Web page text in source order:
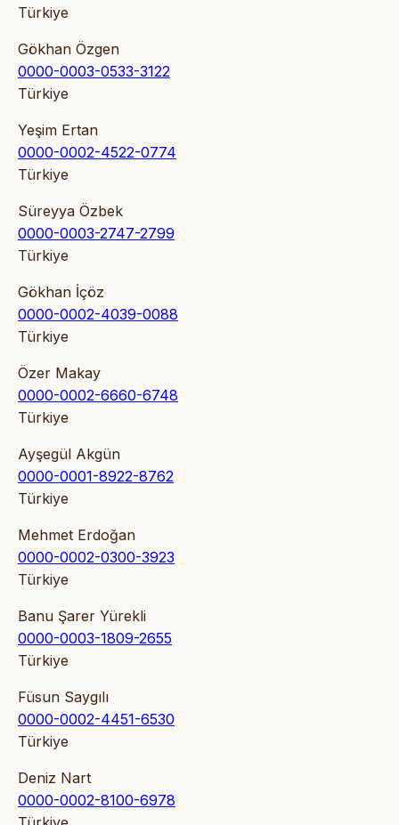
Türkiye
Gökhan Özgen
0000-0003-0533-3122
Türkiye
Yeşim Ertan
0000-0002-4522-0774
Türkiye
Süreyya Özbek
0000-0003-2747-2799
Türkiye
Gökhan İçöz
0000-0002-4039-0088
Türkiye
Özer Makay
0000-0002-6660-6748
Türkiye
Ayşegül Akgün
0000-0001-8922-8762
Türkiye
Mehmet Erdoğan
0000-0002-0300-3923
Türkiye
Banu Şarer Yürekli
0000-0003-1809-2655
Türkiye
Füsun Saygılı
0000-0002-4451-6530
Türkiye
Deniz Nart
0000-0002-8100-6978